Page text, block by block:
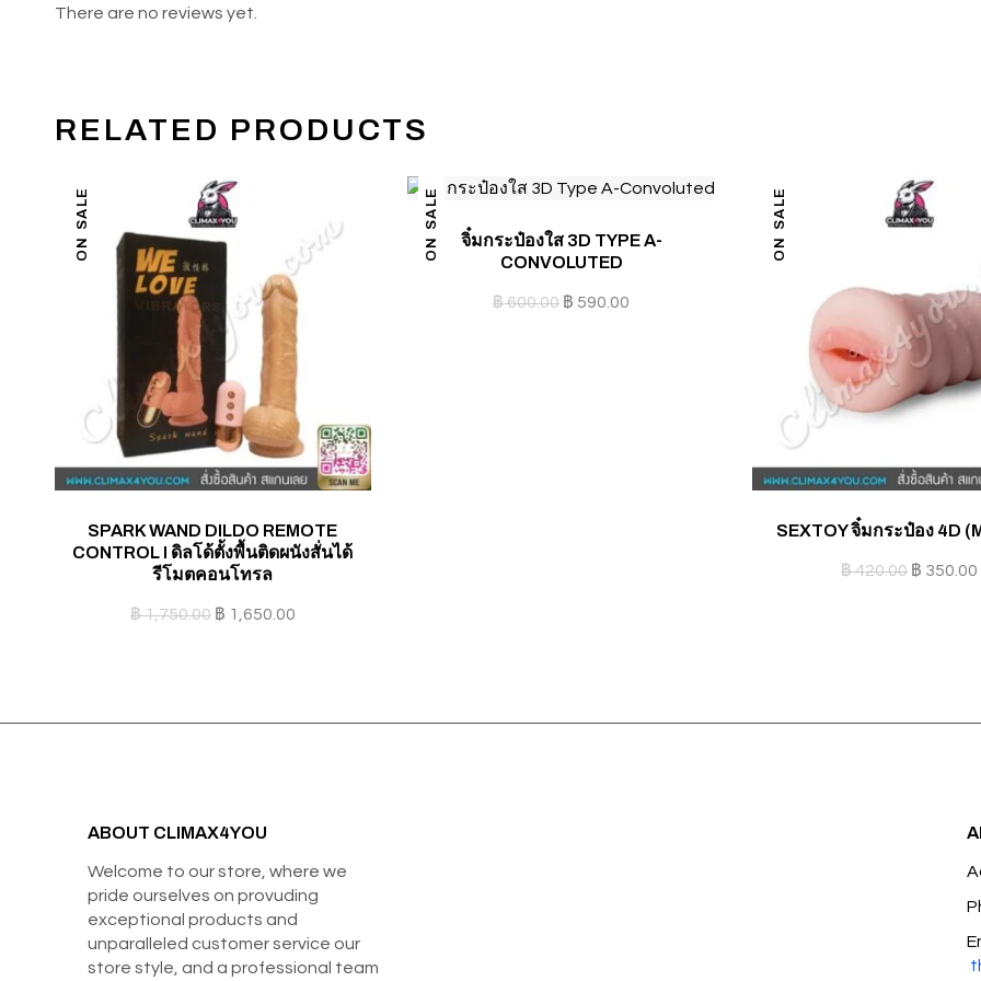
There are no reviews yet.
RELATED PRODUCTS
ON SALE
SPARK WAND DILDO REMOTE
CONTROL I ดิลโด้ตั้งพื้นติดผนังสั่นได้
รีโมตคอนโทรล
฿1,750.00 ฿ 1,650.00
ON SALE
จิ๋มกระป๋องใส 3D TYPE A-
CONVOLUTED
฿600.00 ฿ 590.00
ON SALE
SEXTOY จิ๋มกระป๋อง 4D
฿420.00 ฿ 350.00
ABOUT CLIMAX4YOU
Welcome to our store, where we
pride ourselves on provuding
exceptional products and
unparalleled customer service our
store style, and a professional team